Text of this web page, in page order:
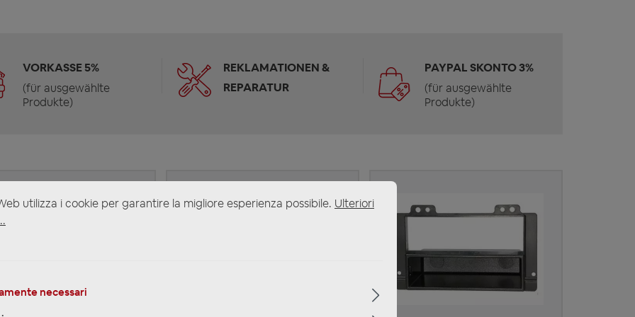
VORKASSE 5%
(für ausgewählte
Produkte)
REKLAMATIONEN &
REPARATUR
PAYPAL SKONTO 3%
(für ausgewählte
Produkte)
utilizza i cookie per garantire la migliore esperienza possibile. Ulteriori
necessari